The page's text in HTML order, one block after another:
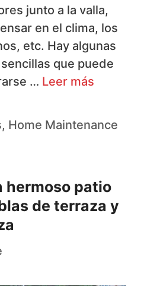
junto a la valla,
en el clima, los
etc. Hay algunas
que puede
… Leer más
, Home Maintenance
hermoso patio
de terraza y